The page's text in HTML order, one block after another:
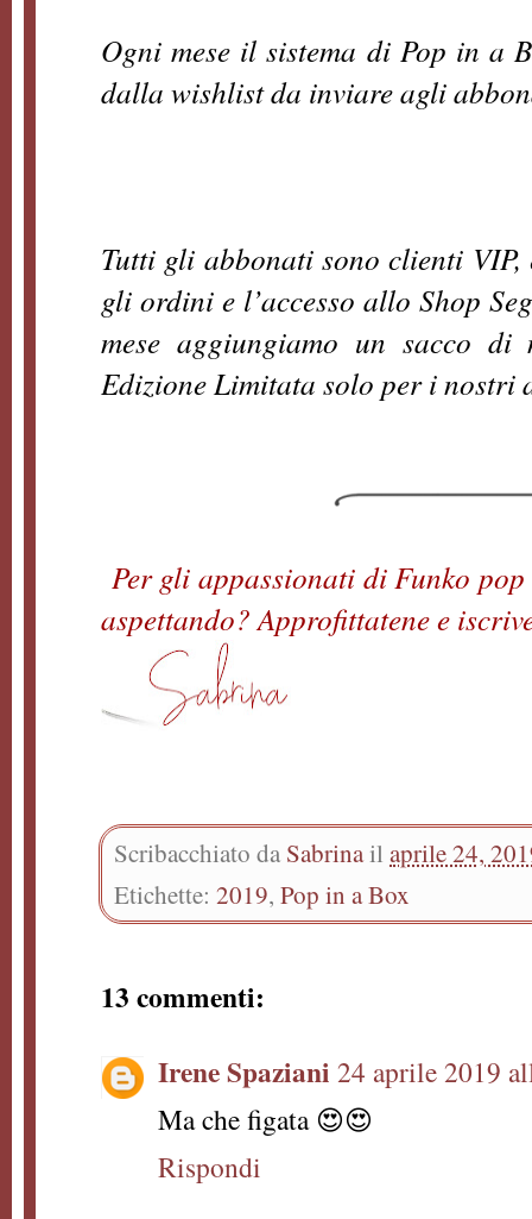
Ogni mese il sistema di Pop in a
dalla wishlist da inviare agli
Tutti gli abbonati sono clienti
gli ordini e l’accesso allo Shop
mese aggiungiamo un sacco di
Edizione Limitata solo per i nostri
Per gli appassionati di Funko
aspettando? Approfittatene e
Scribacchiato da Sabrina il aprile 24,
Etichette: 2019, Pop in a Box
13 commenti:
Irene Spaziani 24 aprile 2019
Ma che figata 😍😍
Rispondi